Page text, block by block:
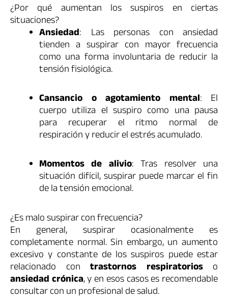
¿Por qué aumentan los suspiros en ciertas
situaciones?
Ansiedad: Las personas con ansiedad
tienden a suspirar con mayor frecuencia
como una forma involuntaria de reducir la
tensión fisiológica.
Cansancio o agotamiento mental: El
cuerpo utiliza el suspiro como una pausa
para recuperar el ritmo normal de
respiración y reducir el estrés acumulado.
Momentos de alivio: Tras resolver una
situación difícil, suspirar puede marcar el fin
de la tensión emocional.
¿Es malo suspirar con frecuencia?
En general, suspirar ocasionalmente es
completamente normal. Sin embargo, un aumento
excesivo y constante de los suspiros puede estar
relacionado con trastornos respiratorioso
ansiedad crónica, y en esos casos es recomendable
consultar con un profesional de salud.